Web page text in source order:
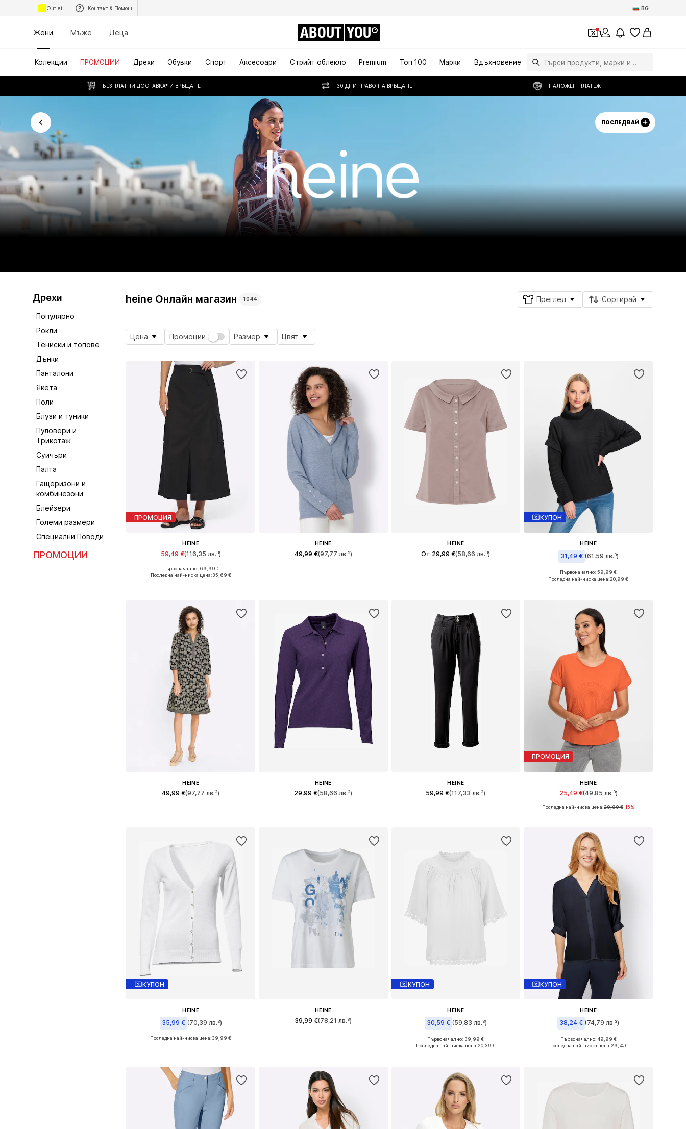
Outlet Контакт & Помощ BG
Жени Мъже Деца ABOUT YOU 1
Колекции ПРОМОЦИИ Дрехи Обувки Спорт Аксесоари Стрийт облекло Premium Топ 100 Марки Вдъхновение
БЕЗПЛАТНИ ДОСТАВКА* И ВРЪЩАНЕ 30 ДНИ ПРАВО НА ВРЪЩАНЕ НАЛОЖЕН ПЛАТЕЖ
ПОСЛЕДВАЙ
Дрехи
Популярно
Рокли
Тениски и топове
Дънки
Панталони
Якета
Поли
Блузи и туники
Пуловери и
Трикотаж
Суичъри
Палта
Гащеризони и
комбинезони
Блейзери
Големи размери
Специални Поводи
ПРОМОЦИИ
heine Онлайн магазин 1044 Преглед Сортирай
Цена Промоции Размер Цвят
ПРОМОЦИЯ
HEINE
59,49 €(116,35 лв.³)
Налични размери: 38, 40, 42, 48
Първоначално: 69,99 €
Последна най-ниска цена:35,69 €
HEINE
49,99 €(97,77 лв.³)
HEINE
От 29,99 €(58,66 лв.³)
КУПОН
HEINE
31,49 € (61,59 лв.³)
Предлага се в много размери
Първоначално: 59,99 €
Последна най-ниска цена:20,99 €
HEINE
49,99 €(97,77 лв.³)
HEINE
29,99 €(58,66 лв.³)
HEINE
59,99 €(117,33 лв.³)
ПРОМОЦИЯ
HEINE
25,49 €(49,85 лв.³)
Предлага се в много размери
Последна най-ниска цена:29,99 €-15%
КУПОН
HEINE
35,99 € (70,39 лв.³)
+9
Предлага се в много размери
Последна най-ниска цена:39,99 €
HEINE
39,99 €(78,21 лв.³)
КУПОН
HEINE
30,59 € (59,83 лв.³)
Налични размери: S, M, M-L
Първоначално: 39,99 €
Последна най-ниска цена:20,39 €
КУПОН
HEINE
38,24 € (74,79 лв.³)
Налични размери: S, M, L-XL
Първоначално: 49,99 €
Последна най-ниска цена:29,74 €